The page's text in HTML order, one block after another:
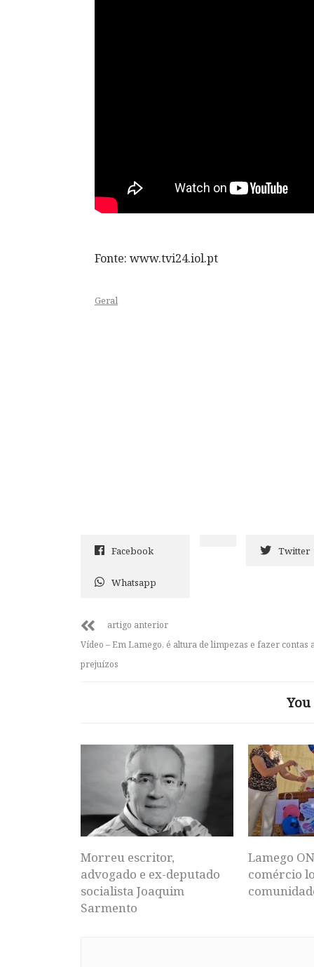
Fonte: www.tvi24.iol.pt
Geral
Facebook Twitter
Whatsapp
artigo anterior
Vídeo – Em Lamego, é altura de limpezas e fazer contas
prejuízos
Morreu escritor,
advogado e ex-deputado
socialista Joaquim
Sarmento
Lamego
comércio